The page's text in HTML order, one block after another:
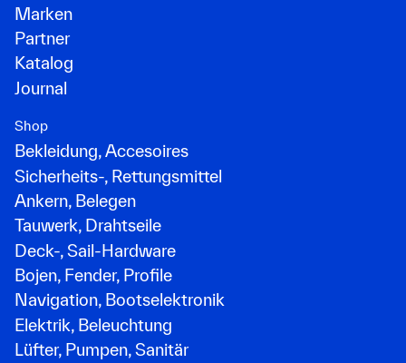
Marken
Partner
Katalog
Journal
Shop
Bekleidung, Accesoires
Sicherheits-, Rettungsmittel
Ankern, Belegen
Tauwerk, Drahtseile
Deck-, Sail-Hardware
Bojen, Fender, Profile
Navigation, Bootselektronik
Elektrik, Beleuchtung
Lüfter, Pumpen, Sanitär